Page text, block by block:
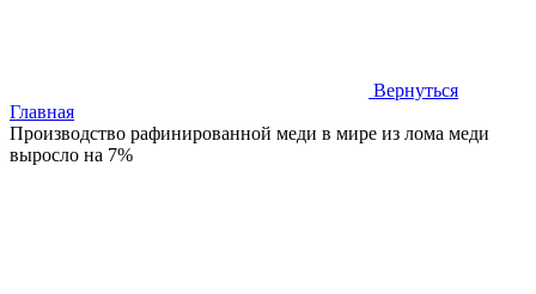
Вернуться
Главная
Производство рафинированной меди в мире из лома меди
выросло на 7%